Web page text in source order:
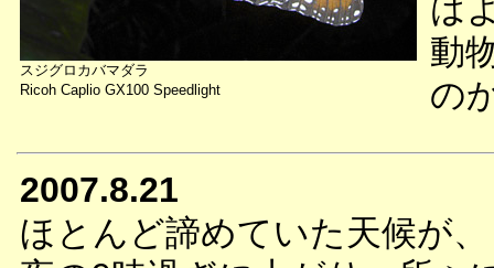
スジグロカバマダラ
Ricoh Caplio GX100 Speedlight
は
動
の
2007.8.21
ほとんど諦めていた天候が、